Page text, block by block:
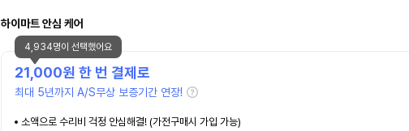
하이마트 안심 케어
21,000원 한 번 결제로
최대 5년까지 A/S무상 보증기간 연장!
소액으로 수리비 걱정 안심해결! (가전구매시 가입 가능)
4,934명이 선택했어요